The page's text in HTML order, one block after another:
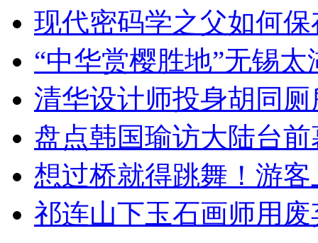
现代密码学之父如何
“中华赏樱胜地”无锡
清华设计师投身胡同
盘点韩国瑜访大陆台
想过桥就得跳舞！游客
祁连山下玉石画师用